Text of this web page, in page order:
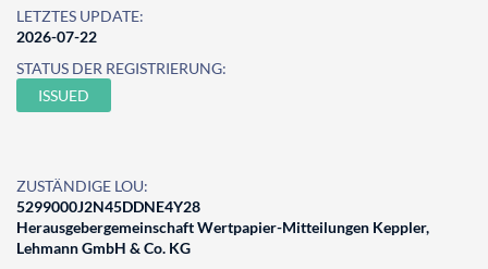
LETZTES UPDATE:
2026-07-22
STATUS DER REGISTRIERUNG:
ISSUED
ZUSTÄNDIGE LOU:
5299000J2N45DDNE4Y28
Herausgebergemeinschaft Wertpapier-Mitteilungen Keppler,
Lehmann GmbH & Co. KG